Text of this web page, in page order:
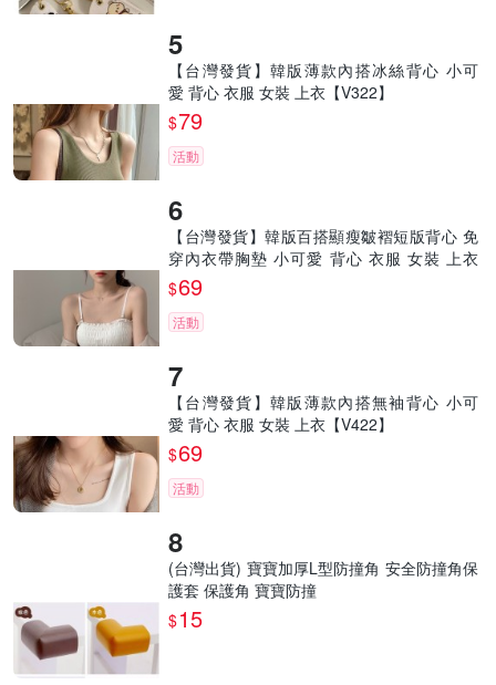
【台灣發貨】韓版薄款內搭冰絲背心 小可
愛 背心 衣服 女裝 上衣【V322】
$79
活動
【台灣發貨】韓版百搭顯瘦皺褶短版背心 免
穿內衣帶胸墊 小可愛 背心 衣服 女裝 上衣
【V103】
$69
活動
【台灣發貨】韓版薄款內搭無袖背心 小可
愛 背心 衣服 女裝 上衣【V422】
$69
活動
(台灣出貨) 寶寶加厚L型防撞角 安全防撞角保
護套 保護角 寶寶防撞
$15